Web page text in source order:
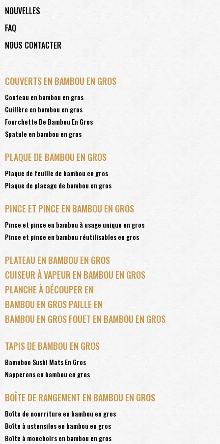
NOUVELLES
FAQ
NOUS CONTACTER
COUVERTS EN BAMBOU EN GROS
Couteau en bambou en gros
Cuillère en bambou en gros
Fourchette De Bambou En Gros
Spatule en bambou en gros
PLAQUE DE BAMBOU EN GROS
Plaque de feuille de bambou en gros
Plaque de placage de bambou en gros
PINCE ET PINCE EN BAMBOU EN GROS
Pince et pince en bambou à usage unique en gros
Pince et pince en bambou réutilisables en gros
PLATEAU EN BAMBOU EN GROS
CUISEUR À VAPEUR EN BAMBOU EN GROS
PLANCHE À DÉCOUPER EN
BAMBOU EN GROS PAILLE EN
BAMBOU EN GROS FOUET EN BAMBOU EN GROS
TAPIS DE BAMBOU EN GROS
Bamoboo Sushi Mats En Gros
Napperons en bambou en gros
BOÎTE DE RANGEMENT EN BAMBOU EN GROS
Boîte de nourriture en bambou en gros
Boîte à ustensiles en bambou en gros
Boîte à mouchoirs en bambou en gros